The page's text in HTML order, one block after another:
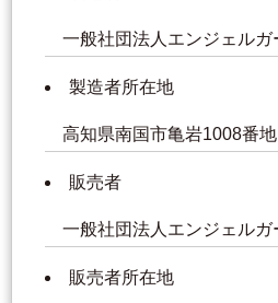
一般社団法人エンジェル
製造者所在地
高知県南国市亀岩1008番地
販売者
一般社団法人エンジェルガ
販売者所在地